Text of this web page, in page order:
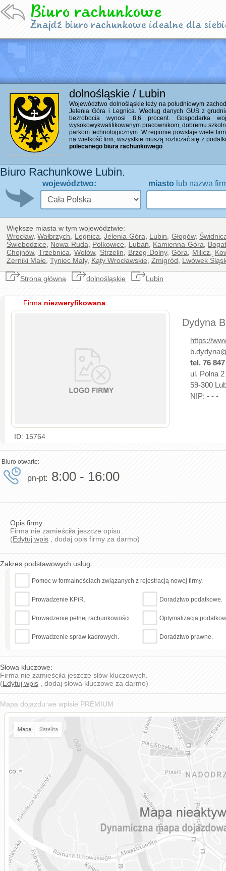
dolnośląskie / Lubin
Województwo dolnośląskie leży na południowym
Jelenia Góra i Legnica. Według danych GUS z
bezrobocia wynosi 8,6 procent. Gospodarka
wysokowykwalifikowanym pracownikom, dobremu
parkom technologicznym. W regionie powstaje wiele
na wielkość firm, wszystkie muszą rozliczać się z
polecanego biura rachunkowego.
Biuro Rachunkowe Lubin.
województwo: miasto lub nazwa
Większe miasta w tym województwie:
Wrocław,Wałbrzych Legnica ,Jelenia Góra Lubin Głogów,
Świebodzice
Nowa Ruda Polkowice Lubań Kamienna Góra
Chojnów,Trzebnica ,Wołów, Strzelin Brzeg Dolny,Góra Milicz
Żerniki Małe Tyniec Mały, Kąty Wrocławskie Żmigród Lwówek
Strona główna dolnośląskie Lubin
Firma niezweryfikowana
ID: 15764
Dydyna
https://
tel. 76
ul. Polna
59-300
NIP: - - -
Biuro otwarte:
pn-pt: 8:00 - 16:00
Opis firmy:
Firma nie zamieściła jeszcze opisu.
(Edytuj wpis , dodaj opis firmy za darmo)
Zakres podstawowych usług:
Pomoc w formalnościach związanych z rejestracją nowej firmy.
Prowadzenie KPiR. Doradztwo podatkowe.
Prowadzenie pełnej rachunkowości. Optymalizacja
Prowadzenie spraw kadrowych. Doradztwo prawne.
Słowa kluczowe:
Firma nie zamieściła jeszcze słów kluczowych.
(Edytuj wpis , dodaj słowa kluczowe za darmo)
Mapa dojazdu we wpisie PREMIUM